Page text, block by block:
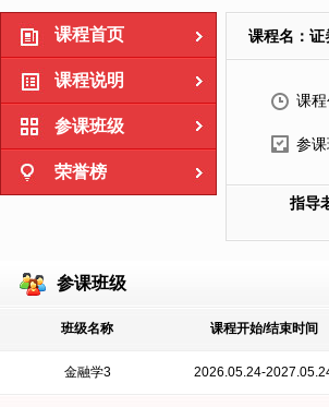
课程首页
课程说明
参课班级
荣誉榜
课程名：证
课程
参
指导
参课班级
班级名称 课程开始/结束时间
金融学3 2026.05.24-